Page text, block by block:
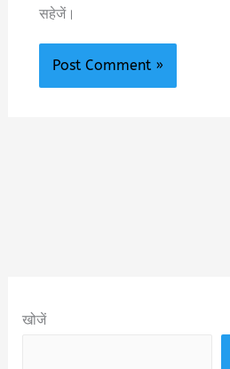
सहेजें।
खोजें